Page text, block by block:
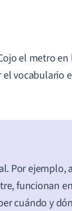
el metro en
vocabulario
Por ejemplo,
funcionan
cuándo y